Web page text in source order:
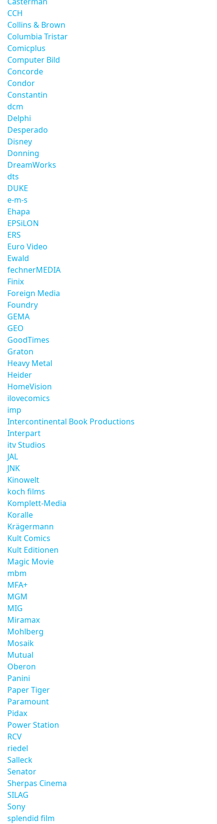
CCH
Collins & Brown
Columbia Tristar
Comicplus
Computer Bild
Concorde
Condor
Constantin
dcm
Delphi
Desperado
Disney
Donning
DreamWorks
dts
DUKE
e-m-s
Ehapa
EPSiLON
ERS
Euro Video
Ewald
fechnerMEDIA
Finix
Foreign Media
Foundry
GEMA
GEO
GoodTimes
Graton
Heavy Metal
Heider
HomeVision
ilovecomics
imp
Intercontinental Book Productions
Interpart
itv Studios
JAL
JNK
Kinowelt
koch films
Komplett-Media
Koralle
Krägermann
Kult Comics
Kult Editionen
Magic Movie
mbm
MFA+
MGM
MIG
Miramax
Mohlberg
Mosaik
Mutual
Oberon
Panini
Paper Tiger
Paramount
Pidax
Power Station
RCV
riedel
Salleck
Senator
Sherpas Cinema
SILAG
Sony
splendid film